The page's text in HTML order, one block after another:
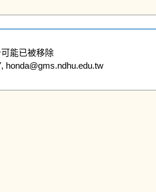
能已被移除
honda@gms.ndhu.edu.tw